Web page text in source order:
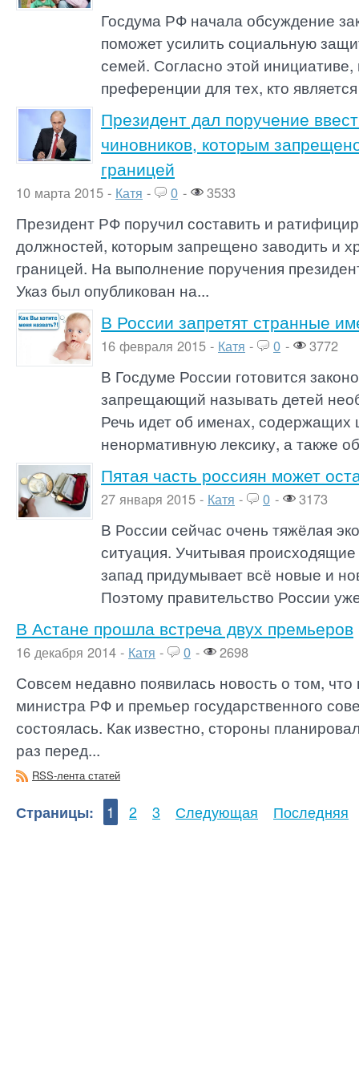
Госдума РФ начала обсуждение
поможет усилить социальную
семей. Согласно этой
преференции для тех, кто
Президент дал поручение
чиновников, которым
границей
10 марта 2015 - Катя - 0 - 3533
Президент РФ поручил составить и
должностей, которым запрещено заводить и
границей. На выполнение поручения
Указ был опубликован на...
В России запретят странные
16 февраля 2015 - Катя - 0 - 3772
В Госдуме России готовится
запрещающий называть детей
Речь идет об именах,
ненормативную лексику, а также
Пятая часть россиян может
27 января 2015 - Катя - 0 - 3173
В России сейчас очень тяжёлая
ситуация. Учитывая
запад придумывает всё новые и
Поэтому правительство России
В Астане прошла встреча двух премьеров
16 декабря 2014 - Катя - 0 - 2698
Совсем недавно появилась новость о том, что
министра РФ и премьер государственного
состоялась. Как известно, стороны
раз перед...
RSS-лента статей
Страницы: 1 2 3 Следующая Последняя